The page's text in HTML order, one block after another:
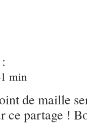
min
de maille
ce partage !